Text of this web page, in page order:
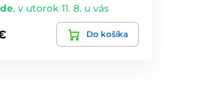
,v utorok 11. 8. u vás
Do košíka